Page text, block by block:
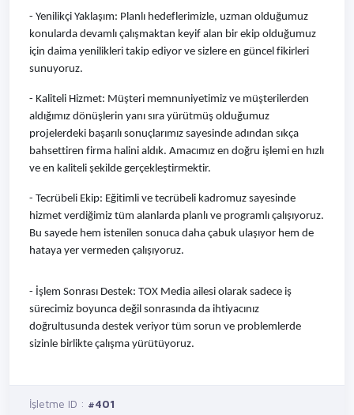
- Yenilikçi Yaklaşım: Planlı hedeflerimizle, uzman olduğumuz
konularda devamlı çalışmaktan keyif alan bir ekip olduğumuz
için daima yenilikleri takip ediyor ve sizlere en güncel fikirleri
sunuyoruz.
- Kaliteli Hizmet: Müşteri memnuniyetimiz ve müşterilerden
aldığımız dönüşlerin yanı sıra yürütmüş olduğumuz
projelerdeki başarılı sonuçlarımız sayesinde adından sıkça
bahsettiren firma halini aldık. Amacımız en doğru işlemi en hızlı
ve en kaliteli şekilde gerçekleştirmektir.
- Tecrübeli Ekip: Eğitimli ve tecrübeli kadromuz sayesinde
hizmet verdiğimiz tüm alanlarda planlı ve programlı çalışıyoruz.
Bu sayede hem istenilen sonuca daha çabuk ulaşıyor hem de
hataya yer vermeden çalışıyoruz.
- İşlem Sonrası Destek: TOX Media ailesi olarak sadece iş
sürecimiz boyunca değil sonrasında da ihtiyacınız
doğrultusunda destek veriyor tüm sorun ve problemlerde
sizinle birlikte çalışma yürütüyoruz.
İşletme ID : #401